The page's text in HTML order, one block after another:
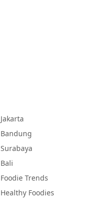
Jakarta
Bandung
Surabaya
Bali
Foodie Trends
Healthy Foodies